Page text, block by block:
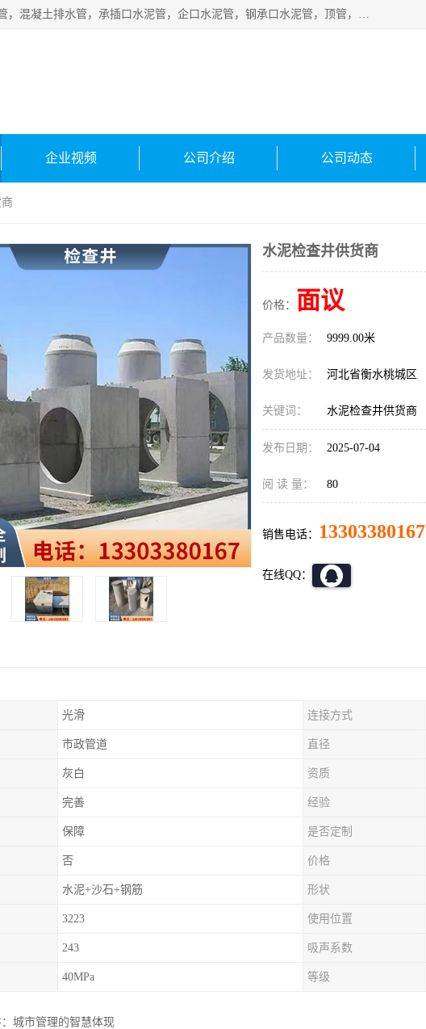
衡水宁瑞建材有限公司批量供应：水泥管、承插口水泥管，混凝土排水管，承插口水泥管，企口水泥管，钢承口水泥管，顶管，平口水泥管，水泥检查井，混凝土检查井，预制混凝土检查井，矩形检查井，圆形检查井等产品。
企业视频 公司介绍 公司动态
水泥检查井供货商
价格： 面议
产品数量： 9999.00米
发货地址： 河北省衡水桃城区
关键词： 水泥检查井供货商
发布日期： 2025-07-04
阅 读 量： 80
销售电话： 13303380167
在线QQ：
光滑 连接方式
市政管道 直径
灰白 资质
完善 经验
保障 是否定制
否 价格
水泥+沙石+钢筋 形状
3223 使用位置
243 吸声系数
40MPa 等级
城市管理的智慧体现